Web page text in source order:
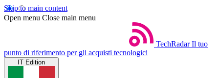
Skip to main content
Open menu Close main menu
TechRadar Il tuo
punto di riferimento per gli acquisti tecnologici
IT Edition